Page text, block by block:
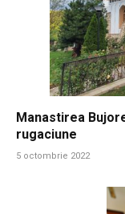
Manastirea
rugaciune
5 octombrie 2022